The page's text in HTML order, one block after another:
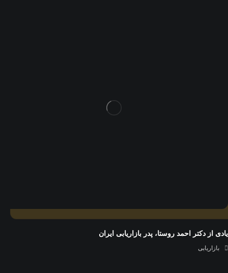
یادی از دکتر احمد روستا، پدر بازاریابی ایران
بازاریابی